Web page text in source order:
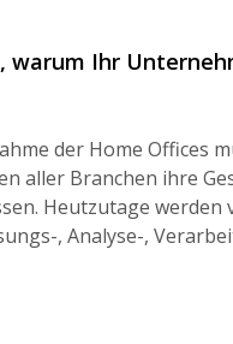
warum Ihr
der Home Offices
aller Branchen ihre
Heutzutage werden
, Analyse-,